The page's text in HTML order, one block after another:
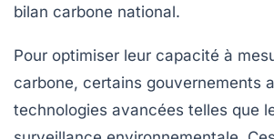
bilan carbone national.
Pour optimiser leur capacité à
carbone, certains gouvernements
technologies avancées telles que